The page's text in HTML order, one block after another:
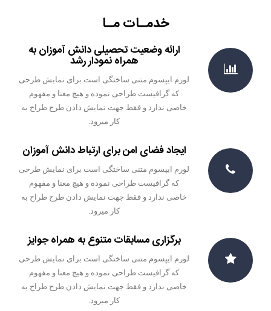
خدمـات مـا
ارائه وضعیت تحصیلی دانش آموزان به
همراه نمودار رشد
لورم ایپسوم متنی ساختگی است برای نمایش طرحی
که گرافیست طراحی نموده و هیچ معنا و مفهوم
خاصی ندارد و فقط جهت نمایش دادن طرح طراح به
کار میرود.
ایجاد فضای امن برای ارتباط دانش آموزان
لورم ایپسوم متنی ساختگی است برای نمایش طرحی
که گرافیست طراحی نموده و هیچ معنا و مفهوم
خاصی ندارد و فقط جهت نمایش دادن طرح طراح به
کار میرود.
برگزاری مسابقات متنوع به همراه جوایز
لورم ایپسوم متنی ساختگی است برای نمایش طرحی
که گرافیست طراحی نموده و هیچ معنا و مفهوم
خاصی ندارد و فقط جهت نمایش دادن طرح طراح به
کار میرود.